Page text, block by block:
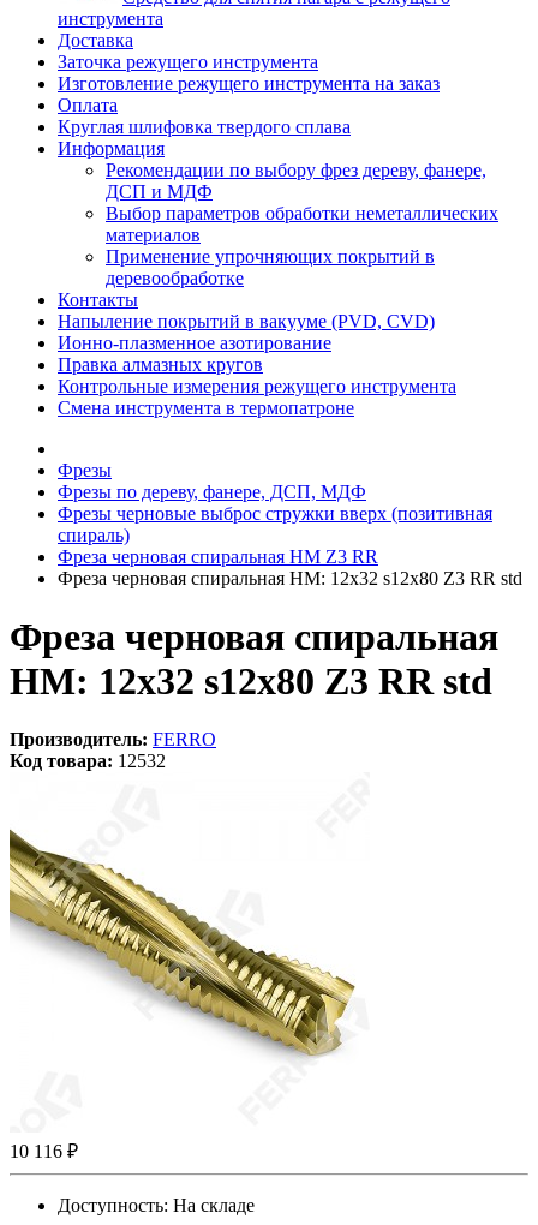
инструмента
Доставка
Заточка режущего инструмента
Изготовление режущего инструмента на заказ
Оплата
Круглая шлифовка твердого сплава
Информация
Рекомендации по выбору фрез дереву, фанере,
ДСП и МДФ
Выбор параметров обработки неметаллических
материалов
Применение упрочняющих покрытий в
деревообработке
Контакты
Напыление покрытий в вакууме (PVD, CVD)
Ионно-плазменное азотирование
Правка алмазных кругов
Контрольные измерения режущего инструмента
Смена инструмента в термопатроне
Фрезы
Фрезы по дереву, фанере, ДСП, МДФ
Фрезы черновые выброс стружки вверх (позитивная
спираль)
Фреза черновая спиральная HM Z3 RR
Фреза черновая спиральная HM: 12x32 s12x80 Z3 RR std
Фреза черновая спиральная
HM: 12x32 s12x80 Z3 RR std
Производитель: FERRO
Код товара: 12532
10 116 ₽
Доступность: На складе